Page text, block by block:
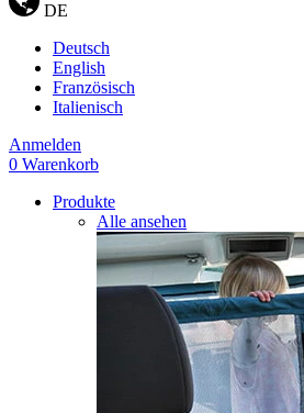
DE
Deutsch
English
Französisch
Italienisch
Anmelden
0 Warenkorb
Produkte
Alle ansehen